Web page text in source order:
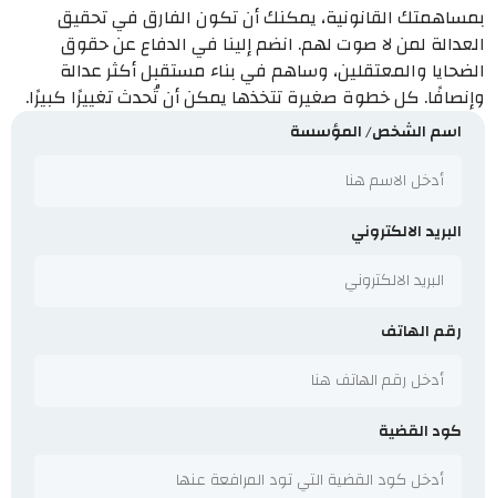
بمساهمتك القانونية، يمكنك أن تكون الفارق في تحقيق
العدالة لمن لا صوت لهم. انضم إلينا في الدفاع عن حقوق
الضحايا والمعتقلين، وساهم في بناء مستقبل أكثر عدالة
وإنصافًا. كل خطوة صغيرة تتخذها يمكن أن تُحدث تغييرًا كبيرًا.
اسم الشخص/ المؤسسة
البريد الالكتروني
رقم الهاتف
كود القضية